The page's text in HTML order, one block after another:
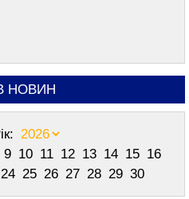
НОВИН
9 10 11 12 13 14 15 16
24 25 26 27 28 29 30